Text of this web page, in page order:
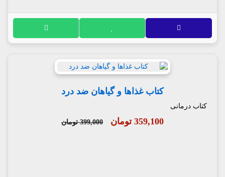
کتاب غذاها و گیاهان ضد درد
کتاب درمانی
359,100 تومان 399,000 تومان